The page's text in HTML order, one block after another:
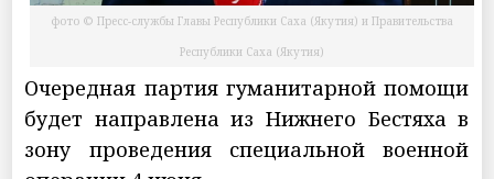
фото © Пресс-службы Главы Республики Саха (Якутия) и Правительства
Республики Саха (Якутия)
Очередная партия гуманитарной помощи
будет направлена из Нижнего Бестяха в
зону проведения специальной военной